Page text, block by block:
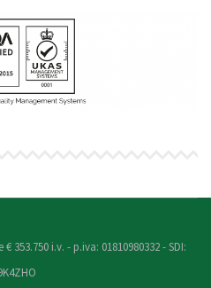
353.750 i.v. - p.iva: 01810980332 - SDI: